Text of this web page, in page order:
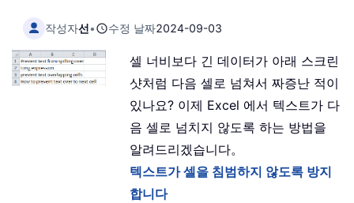
작성자선• 수정 날짜2024-09-03
셀 너비보다 긴 데이터가 아래 스크린
샷처럼 다음 셀로 넘쳐서 짜증난 적이
있나요? 이제 Excel 에서 텍스트가 다
음 셀로 넘치지 않도록 하는 방법을
알려드리겠습니다。
텍스트가 셀을 침범하지 않도록 방지
합니다